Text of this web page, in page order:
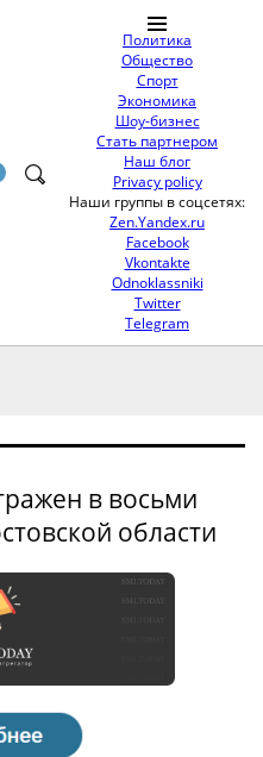
Политика
Общество
Спорт
Экономика
Шоу-бизнес
Стать партнером
Наш блог
Privacy policy
Наши группы в соцсетях:
Zen.Yandex.ru
Facebook
Vkontakte
Odnoklassniki
Twitter
Telegram
в восьми
области